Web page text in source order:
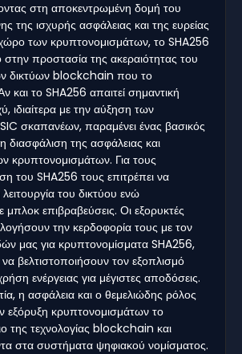
στη αποκεντρωμένη δομή του
της ισχυρής ασφάλειας και της ευρείας
των κρυπτονομισμάτων, το SHA256
στην προστασία της ακεραιότητας του
δικτύων blockchain που το
και το SHA256 απαιτεί σημαντική
ιδιαίτερα με την αύξηση των
σκαπανέων, παραμένει ένας βασικός
διασφάλιση της ασφάλειας και
κρυπτονομισμάτων. Για τους
του SHA256 τους επιτρέπει να
του δικτύου ενώ
μπλοκ επιβραβεύσεις. Οι εξορυκτές
την κερδοφορία τους με τον
μας για κρυπτονομίσματα SHA256,
βελτιστοποιήσουν τον εξοπλισμό
ενέργειας για μέγιστες αποδόσεις.
η ασφάλεια και ο θεμελιώδης ρόλος
εξόρυξη κρυπτονομισμάτων το
της τεχνολογίας blockchain και
στα συστήματα ψηφιακού νομίσματος.